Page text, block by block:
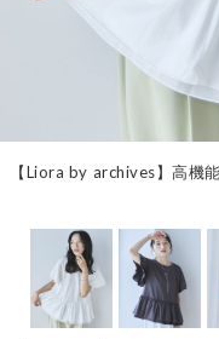
【Liora by archives】高機